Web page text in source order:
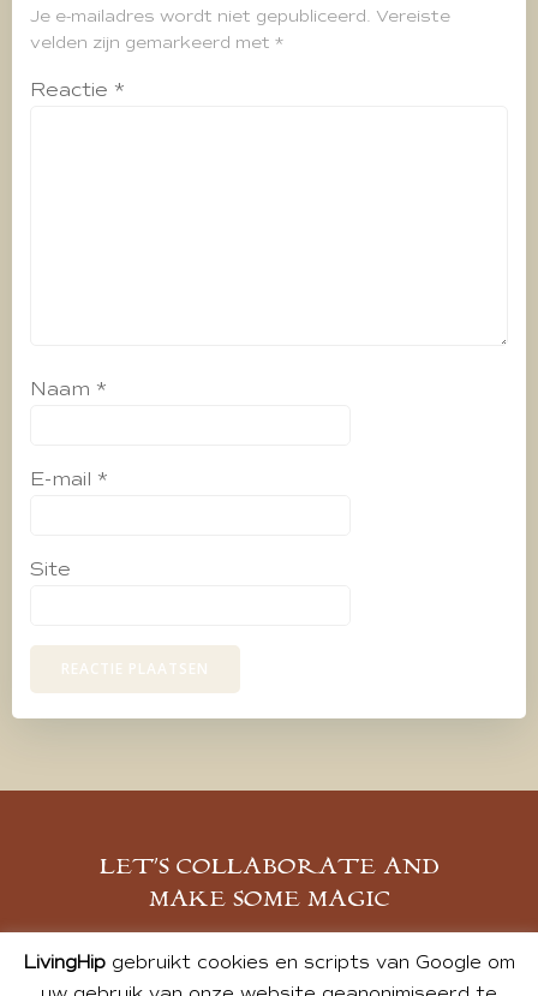
Je e-mailadres wordt niet gepubliceerd. Vereiste
velden zijn gemarkeerd met *
Reactie *
Naam *
E-mail *
Site
LET’S COLLABORATE AND
MAKE SOME MAGIC
MELD JE AAN
LivingHipgebruikt cookies en scripts van Google om